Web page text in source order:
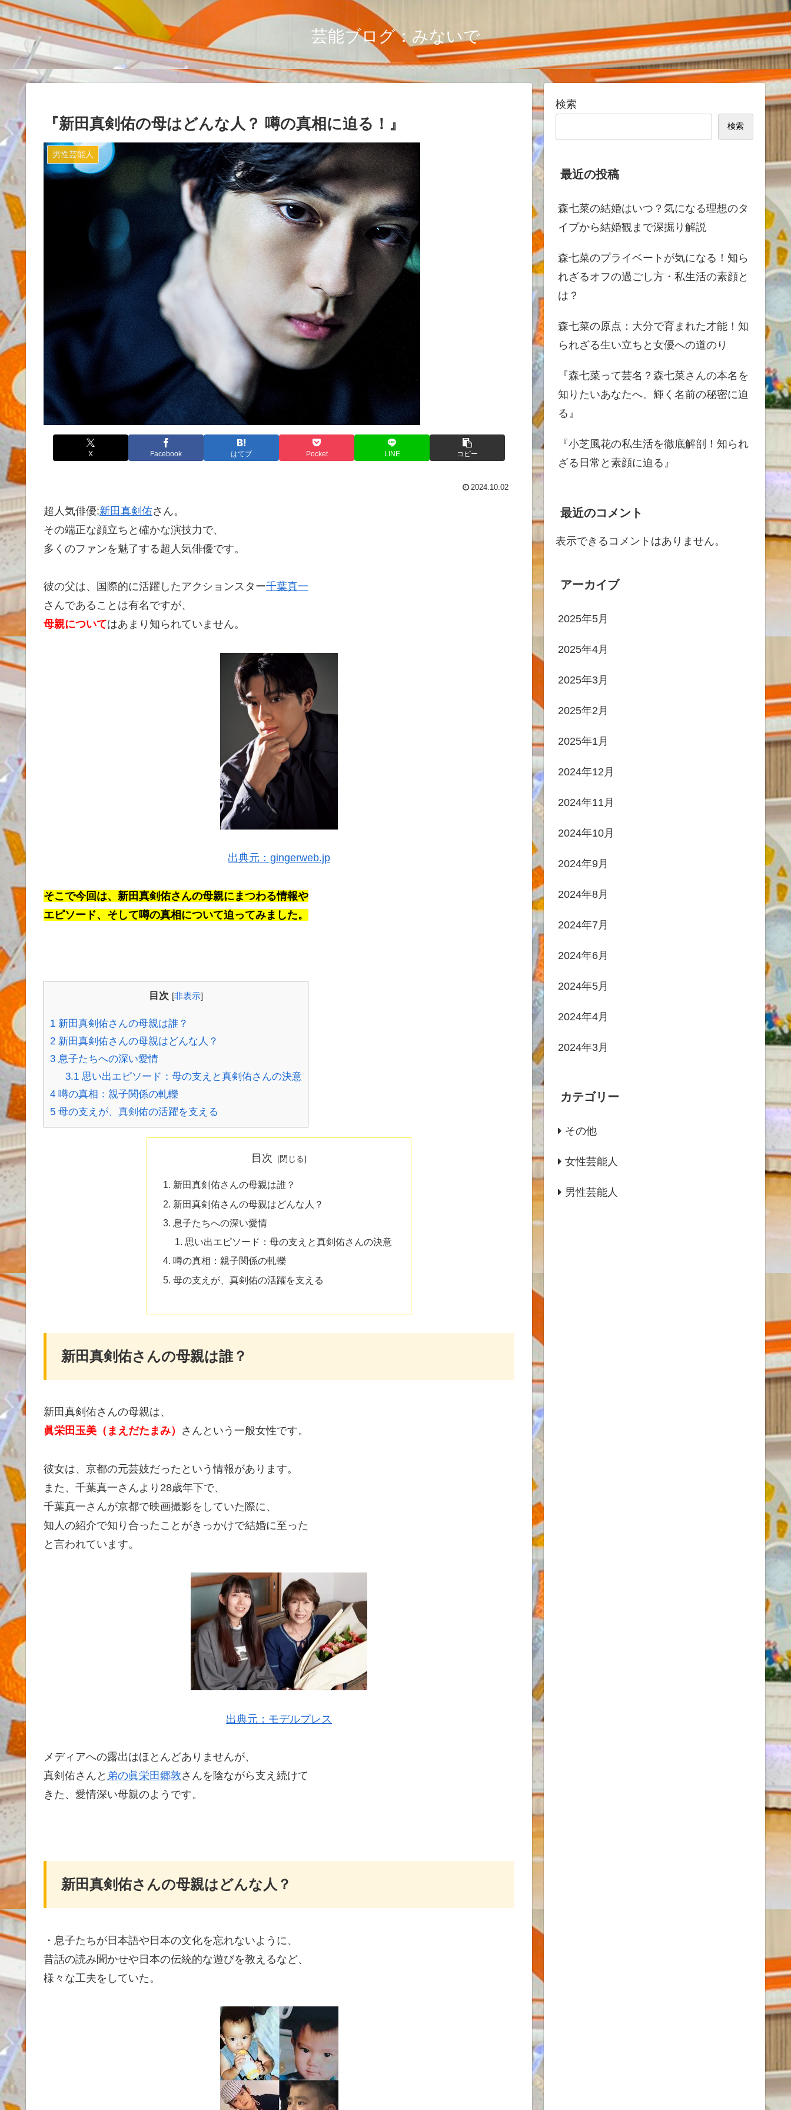
芸能ブログ：みないで
『新田真剣佑の母はどんな人？ 噂の真相に迫る！』
男性芸能人
X Facebook はてブ Pocket LINE コピー
2024.10.02
超人気俳優:新田真剣佑さん。
その端正な顔立ちと確かな演技力で、
多くのファンを魅了する超人気俳優です。
彼の父は、国際的に活躍したアクションスター千葉真一
さんであることは有名ですが、
母親についてはあまり知られていません。
出典元：gingerweb.jp
そこで今回は、新田真剣佑さんの母親にまつわる情報や
エピソード、そして噂の真相について迫ってみました。
目次 [非表示]
1 新田真剣佑さんの母親は誰？
2 新田真剣佑さんの母親はどんな人？
3 息子たちへの深い愛情
3.1思い出エピソード：母の支えと真剣佑さんの決意
4 噂の真相：親子関係の軋轢
5 母の支えが、真剣佑の活躍を支える
目次
新田真剣佑さんの母親は誰？
新田真剣佑さんの母親はどんな人？
息子たちへの深い愛情
思い出エピソード：母の支えと真剣佑さんの決意
噂の真相：親子関係の軋轢
母の支えが、真剣佑の活躍を支える
新田真剣佑さんの母親は誰？
新田真剣佑さんの母親は、
眞栄田玉美（まえだたまみ） さんという一般女性です。
彼女は、京都の元芸妓だったという情報があります。
また、千葉真一さんより28歳年下で、
千葉真一さんが京都で映画撮影をしていた際に、
知人の紹介で知り合ったことがきっかけで結婚に至った
と言われています。
出典元：モデルプレス
メディアへの露出はほとんどありませんが、
真剣佑さんと 弟の眞栄田郷敦さんを陰ながら支え続けて
きた、愛情深い母親のようです。
新田真剣佑さんの母親はどんな人？
・息子たちが日本語や日本の文化を忘れないように、
昔話の読み聞かせや日本の伝統的な遊びを教えるなど、
様々な工夫をしていた。
検索
検索
最近の投稿
森七菜の結婚はいつ？気になる理想のタ
イプから結婚観まで深掘り解説
森七菜のプライベートが気になる！知ら
れざるオフの過ごし方・私生活の素顔と
は？
森七菜の原点：大分で育まれた才能！知
られざる生い立ちと女優への道のり
『森七菜って芸名？森七菜さんの本名を
知りたいあなたへ。輝く名前の秘密に迫
る』
『小芝風花の私生活を徹底解剖！知られ
ざる日常と素顔に迫る』
最近のコメント
表示できるコメントはありません。
アーカイブ
2025年5月
2025年4月
2025年3月
2025年2月
2025年1月
2024年12月
2024年11月
2024年10月
2024年9月
2024年8月
2024年7月
2024年6月
2024年5月
2024年4月
2024年3月
カテゴリー
その他
女性芸能人
男性芸能人